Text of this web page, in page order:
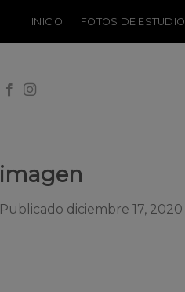
INICIO FOTOS DE ESTUDIO
imagen
Publicado diciembre 17, 2020